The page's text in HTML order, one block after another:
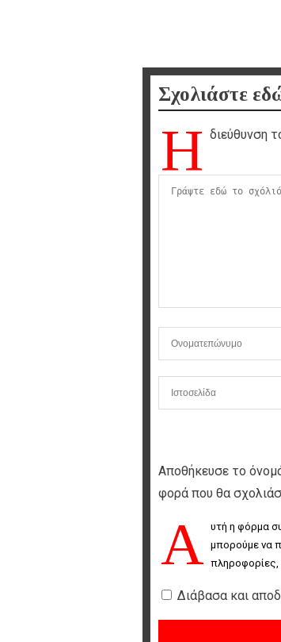
Σχολιάστε
Η διεύθυνση
Αποθήκευσε το
φορά που θα
Α υτή η φόρμα
μπορούμε να
πληροφορίες,
Διάβασα και